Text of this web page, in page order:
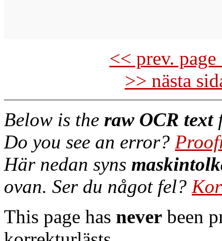
<< prev.
>> nästa
Below is the raw OCR text
Do you see an error?
Här nedan syns
ovan. Ser du något fel?
This page has never been